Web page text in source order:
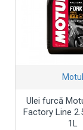
Motul
Ulei furcă
Factory Line
1L